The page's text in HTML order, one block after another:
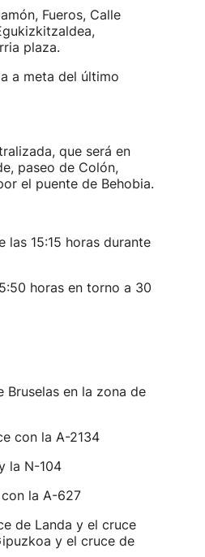
Fueros, Calle
plaza.
a meta del último
que será en
paseo de Colón,
el puente de Behobia.
15:15 horas durante
horas en torno a 30
en la zona de
con la A-2134
la N-104
la A-627
de Landa y el cruce
y el cruce de